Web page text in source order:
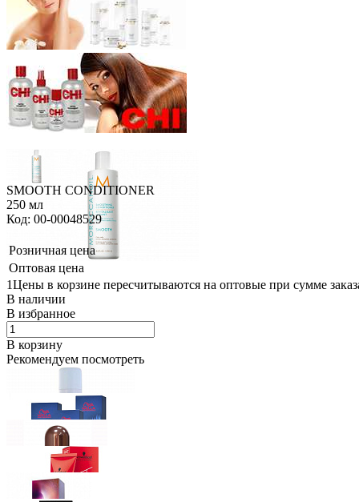
SMOOTH CONDITIONER
250 мл
Код: 00-00048529
Розничная цена
Оптовая цена
1Цены в корзине пересчитываются на оптовые при сумме
В наличии
В избранное
В корзину
Рекомендуем посмотреть